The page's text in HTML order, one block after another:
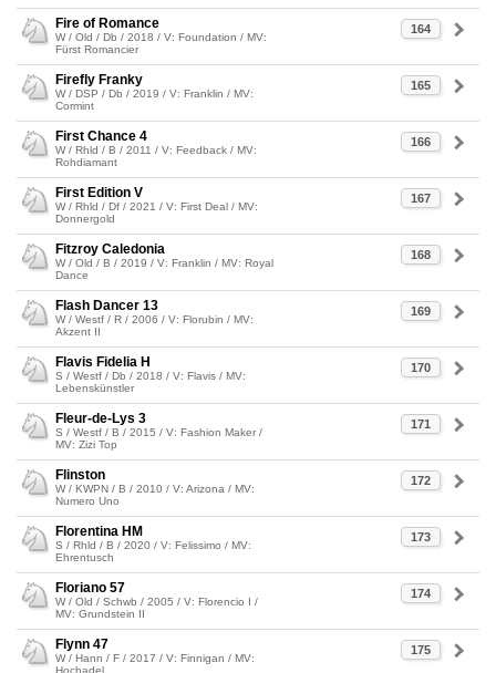
164
Fire of Romance
W / Old / Db / 2018 / V: Foundation / MV:
Fürst Romancier
165
Firefly Franky
W / DSP / Db / 2019 / V: Franklin / MV:
Cormint
166
First Chance 4
W / Rhld / B / 2011 / V: Feedback / MV:
Rohdiamant
167
First Edition V
W / Rhld / Df / 2021 / V: First Deal / MV:
Donnergold
168
Fitzroy Caledonia
W / Old / B / 2019 / V: Franklin / MV: Royal
Dance
169
Flash Dancer 13
W / Westf / R / 2006 / V: Florubin / MV:
Akzent II
170
Flavis Fidelia H
S / Westf / Db / 2018 / V: Flavis / MV:
Lebenskünstler
171
Fleur-de-Lys 3
S / Westf / B / 2015 / V: Fashion Maker /
MV: Zizi Top
172
Flinston
W / KWPN / B / 2010 / V: Arizona / MV:
Numero Uno
173
Florentina HM
S / Rhld / B / 2020 / V: Felissimo / MV:
Ehrentusch
174
Floriano 57
W / Old / Schwb / 2005 / V: Florencio I /
MV: Grundstein II
175
Flynn 47
W / Hann / F / 2017 / V: Finnigan / MV:
Hochadel